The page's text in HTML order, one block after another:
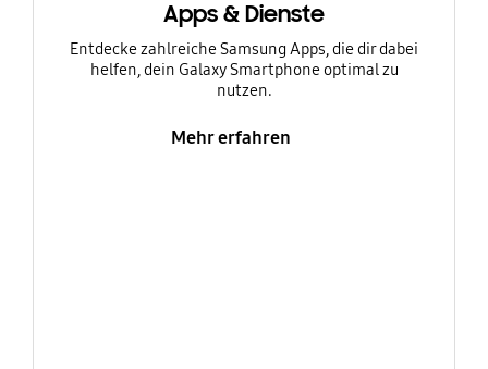
Apps & Dienste
Entdecke zahlreiche Samsung Apps, die dir dabei
helfen, dein Galaxy Smartphone optimal zu
nutzen.
Mehr erfahren